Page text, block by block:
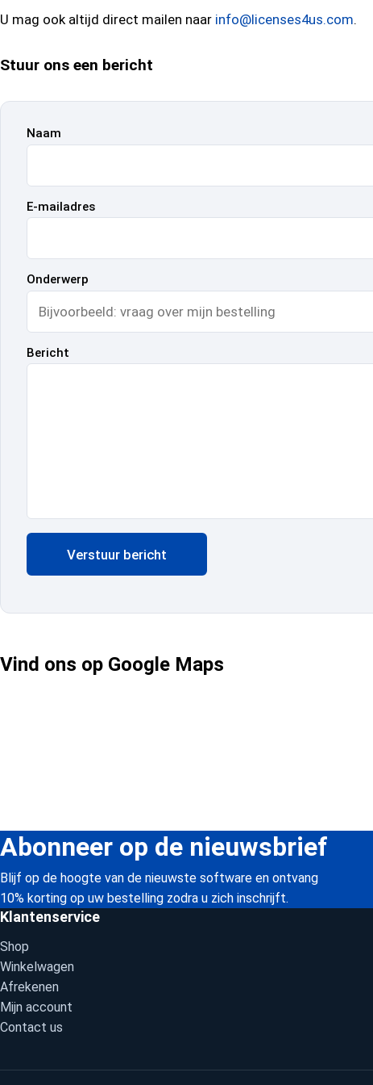
U mag ook altijd direct mailen naar info@licenses4us.com.
Stuur ons een bericht
Naam
E-mailadres
Onderwerp
Bericht
Verstuur bericht
Vind ons op Google Maps
Abonneer op de nieuwsbrief
Blijf op de hoogte van de nieuwste software en ontvang
10% korting op uw bestelling zodra u zich inschrijft.
Klantenservice
Shop
Winkelwagen
Afrekenen
Mijn account
Contact us